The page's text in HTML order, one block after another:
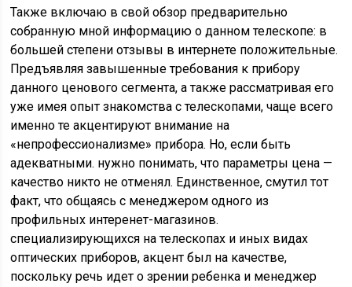
Также включаю в свой обзор предварительно
собранную мной информацию о данном телескопе: в
большей степени отзывы в интернете положительные.
Предъявляя завышенные требования к прибору
данного ценового сегмента, а также рассматривая его
уже имея опыт знакомства с телескопами, чаще всего
именно те акцентируют внимание на
«непрофессионализме» прибора. Но, если быть
адекватными. нужно понимать, что параметры цена —
качество никто не отменял. Единственное, смутил тот
факт, что общаясь с менеджером одного из
профильных интеренет-магазинов.
специализирующихся на телескопах и иных видах
оптических приборов, акцент был на качестве,
поскольку речь идет о зрении ребенка и менеджер